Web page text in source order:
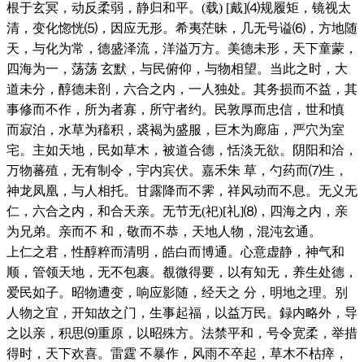
根于玄冥，动反柔弱，静归和平。(载) [戴]⑷规履矩，镜视太
清，变化惚恍⑸，因应无形。希夷茫昧，几无号谥⑹，方地随
天，与化为常，德盛泽流，洋溢万方。美德未形，天下童蒙，
四海为一，荡荡 玄默，与民俯仰，与物相望。当此之时，大
道未分，醇德未剖，六合之内，一人独处。其务损而不益，其
事修而不作，所为者寡，所守者约。民敦厚而忠信，世和慎
而寂泊，水草为稸积，裘褐为盛服，巨木为廊庙，严穴为室
宅。主如天地，民如草木，被道合德，恬淡无欲。阴阳和洽，
万物蕃殖，无有制令，宇内宾伏。嘉禾朱 草，勺药而⑺生，
神龙凤凰，与人相托。甘露降而不霁，祥风动而不息。无义无
仁，六合之内，和合天亲。无节无(祀)[礼]⑻，四海之内，亲
为兄弟。亲而不 和，敬而不恭，天地人物，混沌玄通。
上仁之君，性醇粹而清明，皓白而博通。心意虚静，神气和
顺，管领天地，无不包裹。覩微得要，以有知无，养生处德，
爱民如子。昭物遭变，响应影随，经天之 分，明地之理。别
人物之宜，开知故之门，生事起福，以益万民。録内略外，导
之以亲，积思⑼重原，以昭殊方。法禁平和，号令宽柔，举措
得时，天下欢喜。雷霆 不暴作，风雨不卒起，草木不枯瘁，